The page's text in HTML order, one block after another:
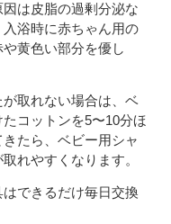
は皮脂の過剰分泌な
浴時に赤ちゃん用の
黄色い部分を優し
取れない場合は、ベ
コットンを5〜10分ほ
たら、ベビー用シャ
れやすくなります。
できるだけ毎日交換